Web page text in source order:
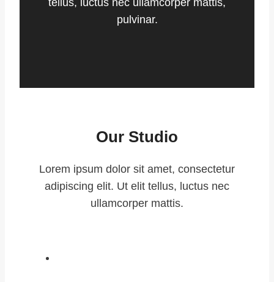
tellus, luctus nec ullamcorper mattis,
pulvinar.
Our Studio
Lorem ipsum dolor sit amet, consectetur
adipiscing elit. Ut elit tellus, luctus nec
ullamcorper mattis.